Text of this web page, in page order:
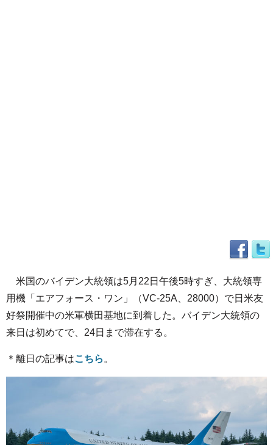
米国のバイデン大統領は5月22日午後5時すぎ、大統領専
用機「エアフォース・ワン」（VC-25A、28000）で日米友
好祭開催中の米軍横田基地に到着した。バイデン大統領の
来日は初めてで、24日まで滞在する。
＊離日の記事はこちら 。